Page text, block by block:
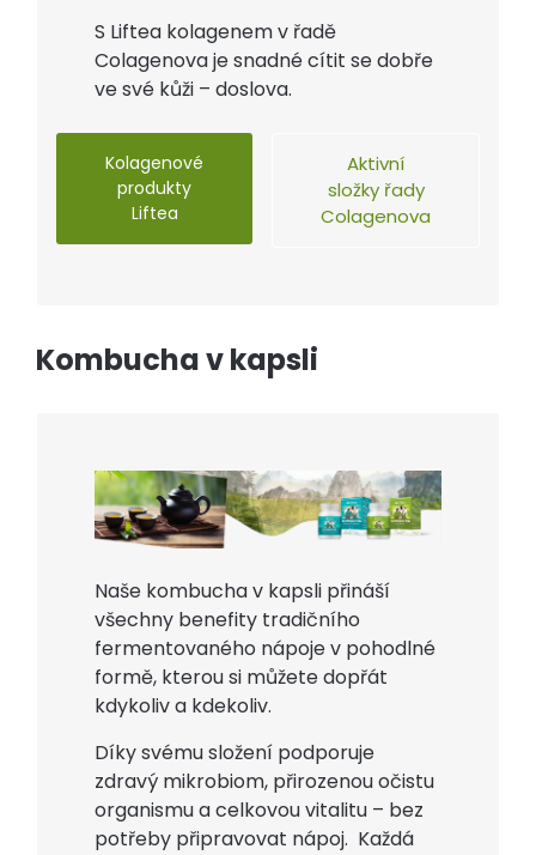
S Liftea kolagenem v řadě
Colagenova je snadné cítit se dobře
ve své kůži – doslova.
Kolagenové
produkty
Liftea
Aktivní
složky řady
Colagenova
Kombucha v kapsli
Naše kombucha v kapsli přináší
všechny benefity tradičního
fermentovaného nápoje v pohodlné
formě, kterou si můžete dopřát
kdykoliv a kdekoliv.
Díky svému složení podporuje
zdravý mikrobiom, přirozenou očistu
organismu a celkovou vitalitu – bez
potřeby připravovat nápoj. Každá